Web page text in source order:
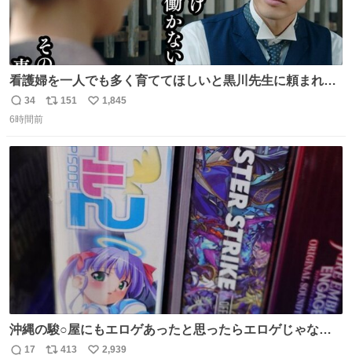
看護婦を一人でも多く育ててほしいと黒川先生に頼まれ、
１年間だけ黒川病院で働くことにしたりん。 直美はその１
年間で恵風看護婦会を立て直すと話しました。 👇このシー
る 見上愛 上坂樹里 平埜生成
返
信
34
リ
数
151
い
数
1,845
6時間前
沖縄の駿○屋にもエロゲあったと思ったらエロゲじゃなか
った
17 413 2,939